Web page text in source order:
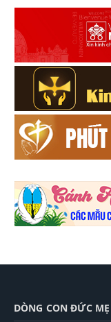
DÒNG CON ĐỨC